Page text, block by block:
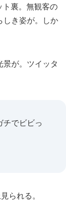
裏。無観客の
しき姿が。しか
が。ツイッタ
チでビビっ
られる。